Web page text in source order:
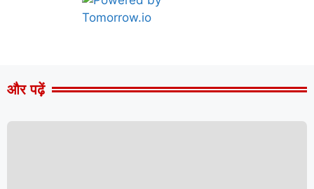
और पढ़ें